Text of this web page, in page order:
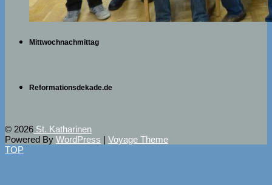
Mittwochnachmittag
Reformationsdekade.de
© 2026 St. Katharinen
Powered By WordPress | Voyage Theme
TOP